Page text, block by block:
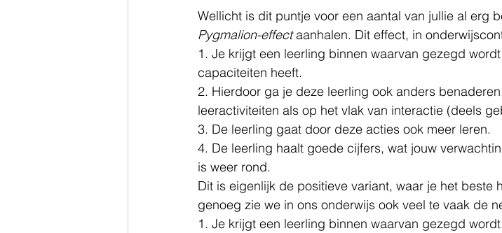
Wellicht is dit puntje voor een aantal van jullie al erg
Pygmalion-effect aanhalen. Dit effect, in
1. Je krijgt een leerling binnen waarvan gezegd
capaciteiten heeft.
2. Hierdoor ga je deze leerling ook anders
leeractiviteiten als op het vlak van interactie (deels
3. De leerling gaat door deze acties ook meer leren.
4. De leerling haalt goede cijfers, wat jouw
is weer rond.
Dit is eigenlijk de positieve variant, waar je het beste
genoeg zie we in ons onderwijs ook veel te vaak de
1. Je krijgt een leerling binnen waarvan gezegd